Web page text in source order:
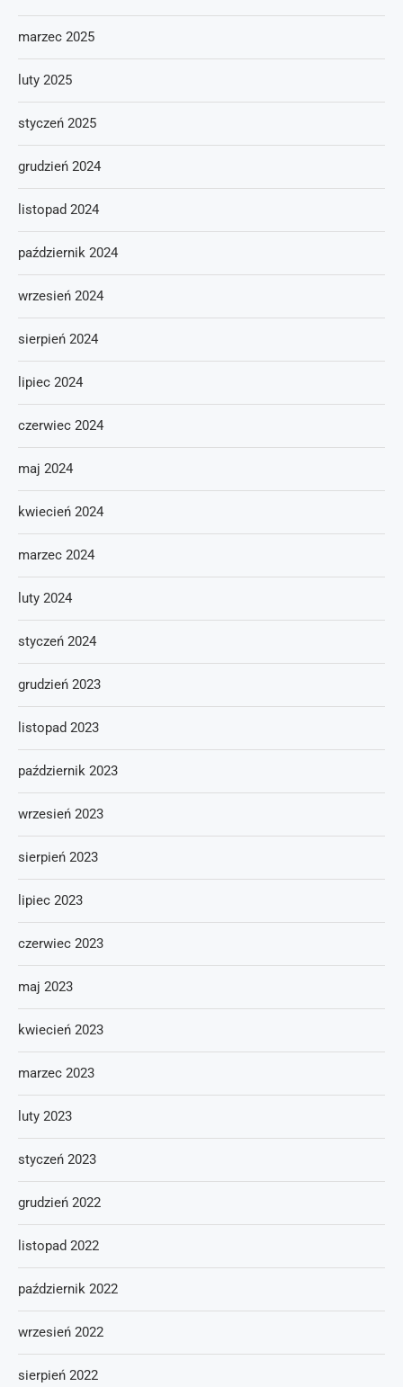
marzec 2025
luty 2025
styczeń 2025
grudzień 2024
listopad 2024
październik 2024
wrzesień 2024
sierpień 2024
lipiec 2024
czerwiec 2024
maj 2024
kwiecień 2024
marzec 2024
luty 2024
styczeń 2024
grudzień 2023
listopad 2023
październik 2023
wrzesień 2023
sierpień 2023
lipiec 2023
czerwiec 2023
maj 2023
kwiecień 2023
marzec 2023
luty 2023
styczeń 2023
grudzień 2022
listopad 2022
październik 2022
wrzesień 2022
sierpień 2022